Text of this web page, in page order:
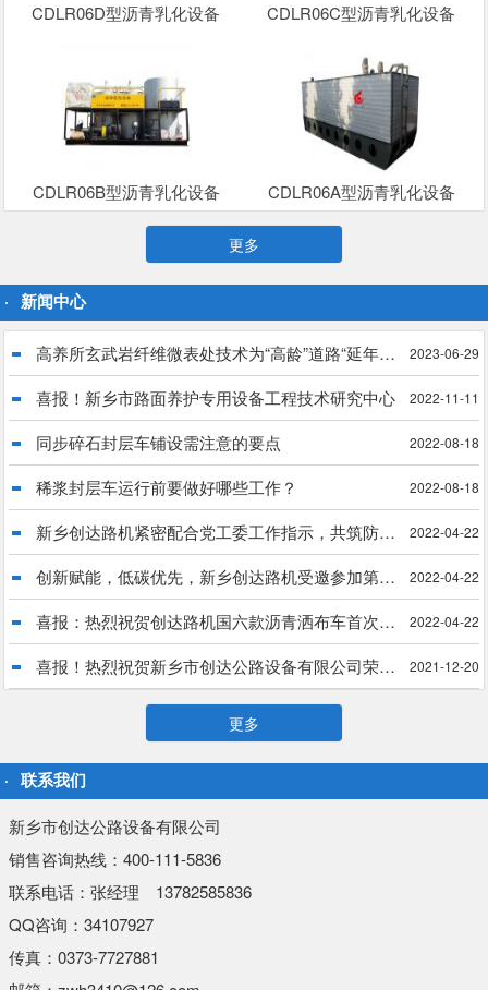
CDLR06D型沥青乳化设备 CDLR06C型沥青乳化设备
CDLR06B型沥青乳化设备 CDLR06A型沥青乳化设备
更多
新闻中心
高养所玄武岩纤维微表处技术为“高龄”道路“延年益寿” 2023-06-29
喜报！新乡市路面养护专用设备工程技术研究中心 2022-11-11
同步碎石封层车铺设需注意的要点 2022-08-18
稀浆封层车运行前要做好哪些工作？ 2022-08-18
新乡创达路机紧密配合党工委工作指示，共筑防疫长城 2022-04-22
创新赋能，低碳优先，新乡创达路机受邀参加第34届中国乳化沥青技术大会 2022-04-22
喜报：热烈祝贺创达路机国六款沥青洒布车首次出口菲律宾 2022-04-22
喜报！热烈祝贺新乡市创达公路设备有限公司荣获“国家科技型中小企业”殊荣 2021-12-20
更多
联系我们
新乡市创达公路设备有限公司
销售咨询热线：400-111-5836
联系电话：张经理 13782585836
QQ咨询：34107927
传真：0373-7727881